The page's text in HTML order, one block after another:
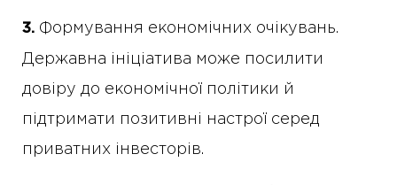
3. Формування економічних очікувань.
Державна ініціатива може посилити
довіру до економічної політики й
підтримати позитивні настрої серед
приватних інвесторів.